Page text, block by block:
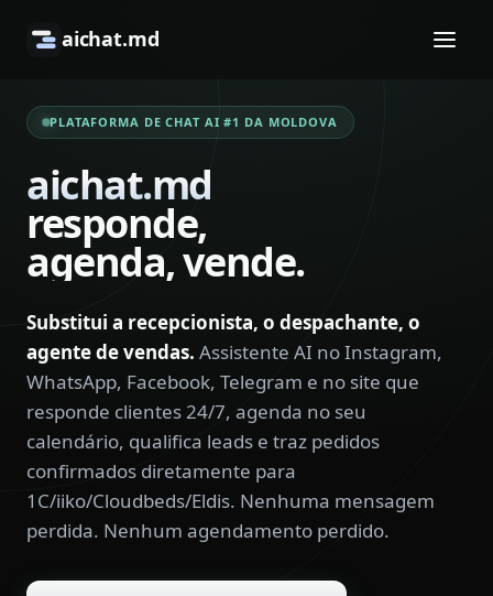
aichat.md
PLATAFORMA DE CHAT AI #1 DA MOLDOVA
aichat.md
responde,
agenda,vende.
Substitui a recepcionista, o despachante, o
agente de vendas. Assistente AI no Instagram,
WhatsApp, Facebook, Telegram e no site que
responde clientes 24/7, agenda no seu
calendário, qualifica leads e traz pedidos
confirmados diretamente para
1C/iiko/Cloudbeds/Eldis. Nenhuma mensagem
perdida. Nenhum agendamento perdido.